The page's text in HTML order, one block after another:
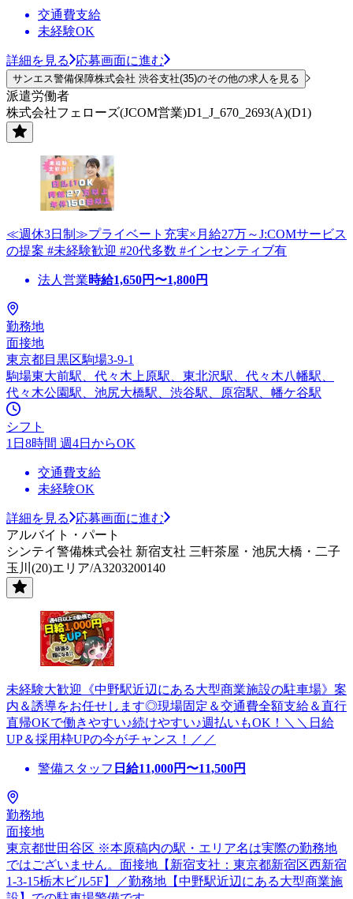
交通費支給
未経験OK
詳細を見る 応募画面に進む
サンエス警備保障株式会社 渋谷支社(35)のその他の求人を見る
派遣労働者
株式会社フェローズ(JCOM営業)D1_J_670_2693(A)(D1)
≪週休3日制≫プライベート充実×月給27万～J:COMサービス
の提案 #未経験歓迎 #20代多数 #インセンティブ有
法人営業時給1,650円〜1,800円
勤務地
面接地
東京都目黒区駒場3-9-1
駒場東大前駅、代々木上原駅、東北沢駅、代々木八幡駅、
代々木公園駅、池尻大橋駅、渋谷駅、原宿駅、幡ケ谷駅
シフト
1日8時間 週4日からOK
交通費支給
未経験OK
詳細を見る
応募画面に進む
アルバイト・パート
シンテイ警備株式会社 新宿支社 三軒茶屋・池尻大橋・二子
玉川(20)エリア/A3203200140
未経験大歓迎《中野駅近辺にある大型商業施設の駐車場》案
内＆誘導をお任せします◎現場固定＆交通費全額支給＆直行
直帰OKで働きやすい♪続けやすい♪週払いもOK！＼＼日給
UP＆採用枠UPの今がチャンス！／／
警備スタッフ 日給11,000円〜11,500円
勤務地
面接地
東京都世田谷区 ※本原稿内の駅・エリア名は実際の勤務地
ではございません。面接地【新宿支社：東京都新宿区西新宿
1-3-15栃木ビル5F】／勤務地【中野駅近辺にある大型商業施